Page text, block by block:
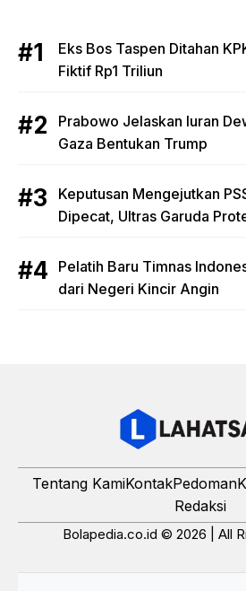
Eks Bos Taspen Ditahan
Fiktif Rp1 Triliun
Prabowo Jelaskan Iuran
Gaza Bentukan Trump
Keputusan Mengejutkan
Dipecat, Ultras Garuda
Pelatih Baru Timnas
dari Negeri Kincir Angin
Tentang KamiKontakPedoman
Redaksi
Bolapedia.co.id © 2026 | All